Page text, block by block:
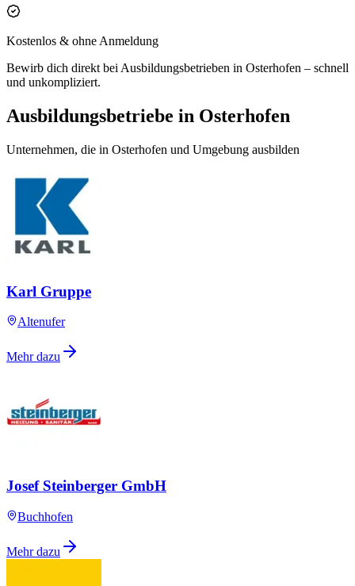
Kostenlos & ohne Anmeldung
Bewirb dich direkt bei Ausbildungsbetrieben in Osterhofen – schnell
und unkompliziert.
Ausbildungsbetriebe in Osterhofen
Unternehmen, die in Osterhofen und Umgebung ausbilden
Karl Gruppe
Altenufer
Mehr dazu
Josef Steinberger GmbH
Buchhofen
Mehr dazu